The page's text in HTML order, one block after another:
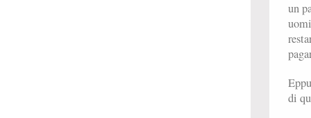
un
di